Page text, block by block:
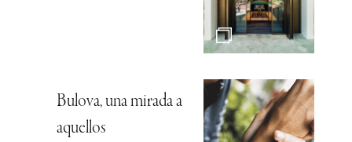
Bulova, una mirada a
aquellos